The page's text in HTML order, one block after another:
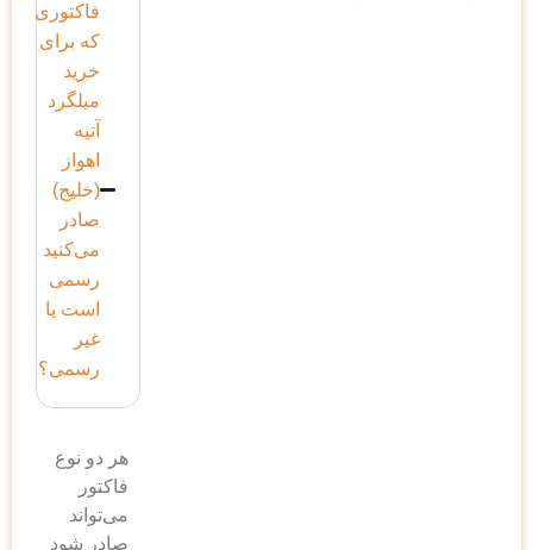
فاکتوری
که برای
خرید
میلگرد
آتیه
اهواز
(خلیج)
صادر
می‌کنید
رسمی
است یا
غیر
رسمی؟
هر دو نوع
فاکتور
می‌تواند
صادر شود